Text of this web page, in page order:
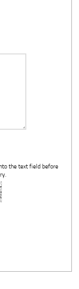
the text field before